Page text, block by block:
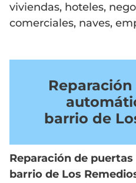
viviendas, hoteles,
comerciales, naves,
barrio de
Reparación de
barrio de Los